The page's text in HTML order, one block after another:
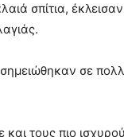
σπίτια,
σε
τους πιο